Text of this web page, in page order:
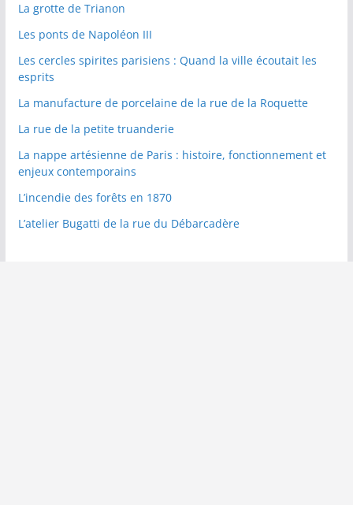
La grotte de Trianon
Les ponts de Napoléon III
Les cercles spirites parisiens : Quand la ville écoutait les
esprits
La manufacture de porcelaine de la rue de la Roquette
La rue de la petite truanderie
La nappe artésienne de Paris : histoire, fonctionnement et
enjeux contemporains
L’incendie des forêts en 1870
L’atelier Bugatti de la rue du Débarcadère